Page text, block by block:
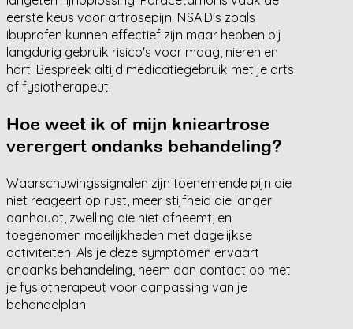
eerste keus voor artrosepijn. NSAID's zoals
ibuprofen kunnen effectief zijn maar hebben bij
langdurig gebruik risico's voor maag, nieren en
hart. Bespreek altijd medicatiegebruik met je arts
of fysiotherapeut.
Hoe weet ik of mijn knieartrose
verergert ondanks behandeling?
Waarschuwingssignalen zijn toenemende pijn die
niet reageert op rust, meer stijfheid die langer
aanhoudt, zwelling die niet afneemt, en
toegenomen moeilijkheden met dagelijkse
activiteiten. Als je deze symptomen ervaart
ondanks behandeling, neem dan contact op met
je fysiotherapeut voor aanpassing van je
behandelplan.